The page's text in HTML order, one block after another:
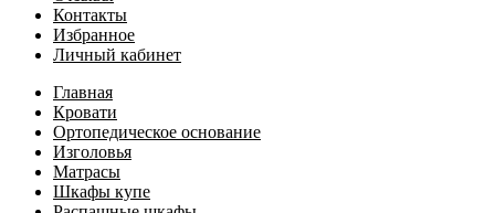
Контакты
Избранное
Личный кабинет
Главная
Кровати
Ортопедическое основание
Изголовья
Матрасы
Шкафы купе